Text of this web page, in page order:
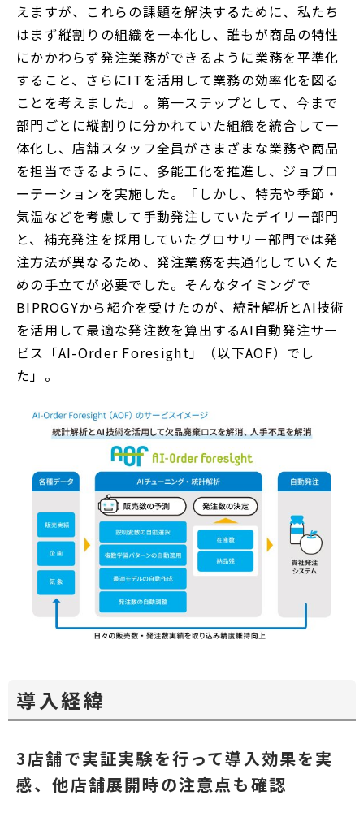
えますが、これらの課題を解決するために、私たち
はまず縦割りの組織を一本化し、誰もが商品の特性
にかかわらず発注業務ができるように業務を平準化
すること、さらにITを活用して業務の効率化を図る
ことを考えました」。第一ステップとして、今まで
部門ごとに縦割りに分かれていた組織を統合して一
体化し、店舗スタッフ全員がさまざまな業務や商品
を担当できるように、多能工化を推進し、ジョブロ
ーテーションを実施した。「しかし、特売や季節・
気温などを考慮して手動発注していたデイリー部門
と、補充発注を採用していたグロサリー部門では発
注方法が異なるため、発注業務を共通化していくた
めの手立てが必要でした。そんなタイミングで
BIPROGYから紹介を受けたのが、統計解析とAI技術
を活用して最適な発注数を算出するAI自動発注サー
ビス「AI-Order Foresight」（以下AOF）でし
た」。
導入経緯
3店舗で実証実験を行って導入効果を実
感、他店舗展開時の注意点も確認